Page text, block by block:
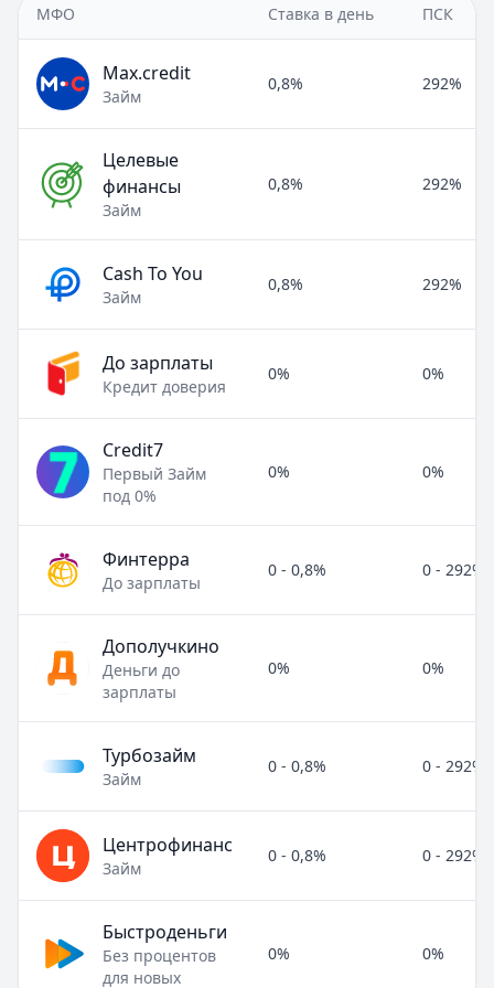
МФО Ставка в день ПСК
Max.credit
Займ
0,8% 292%
Целевые
финансы
Займ
0,8% 292%
Cash To You
Займ
0,8% 292%
До зарплаты
Кредит доверия
0% 0%
Credit7
Первый Займ
под 0%
0% 0%
Финтерра
До зарплаты
0 - 0,8% 0 - 292%
Дополучкино
Деньги до
зарплаты
0% 0%
Турбозайм
Займ
0 - 0,8% 0 - 292%
Центрофинанс
Займ
0 - 0,8% 0 - 292%
Быстроденьги
Без процентов
для новых
0% 0%